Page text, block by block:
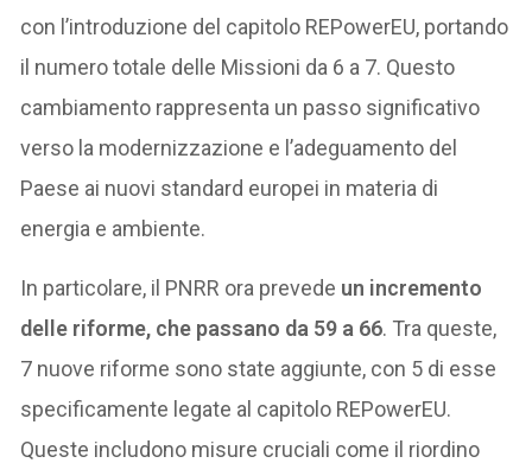
con l’introduzione del capitolo REPowerEU, portando
il numero totale delle Missioni da 6 a 7. Questo
cambiamento rappresenta un passo significativo
verso la modernizzazione e l’adeguamento del
Paese ai nuovi standard europei in materia di
energia e ambiente.
In particolare, il PNRR ora prevede un incremento
delle riforme, che passano da 59 a 66. Tra queste,
7 nuove riforme sono state aggiunte, con 5 di esse
specificamente legate al capitolo REPowerEU.
Queste includono misure cruciali come il riordino